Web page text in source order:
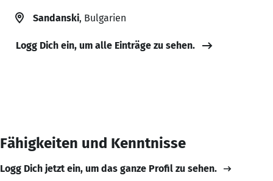
Sandanski, Bulgarien
Logg Dich ein, um alle Einträge zu sehen.
Fähigkeiten und Kenntnisse
Logg Dich jetzt ein, um das ganze Profil zu sehen.